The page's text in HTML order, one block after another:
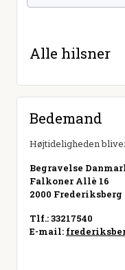
Alle hilsner
Bedemand
Højtideligheden
Begravelse
Falkoner Allè 16
2000 Frederiksberg
Tlf.: 33217540
E-mail: